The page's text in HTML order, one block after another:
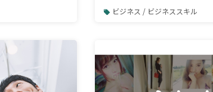
ビジネス / ビジネススキル